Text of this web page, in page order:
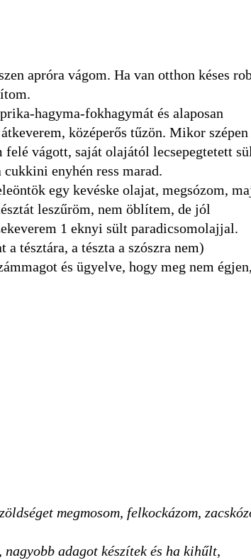
apróra vágom. Ha van otthon késes
hagyma-fokhagymát és alaposan
középerős tűzön. Mikor szépen
vágott, saját olajától lecsepegtetett
enyhén ress marad.
egy kevéske olajat, megsózom,
leszűröm, nem öblítem, de jól
1 eknyi sült paradicsomolajjal.
tésztára, a tészta a szószra nem)
és ügyelve, hogy meg nem égjen,
megmosom, felkockázom,
adagot készítek és ha kihűlt,